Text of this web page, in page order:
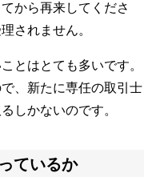
から再来してくださ
されません。
とはとても多いです。
、新たに専任の取引士
しかないのです。
ているか